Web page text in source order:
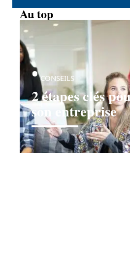
Au top
2 étapes clés
son entreprise
CONSEILS